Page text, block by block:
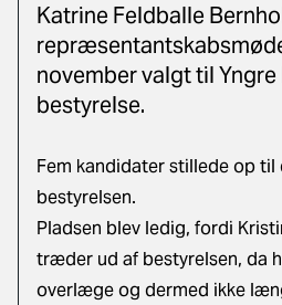
Katrine Feldballe
november valgt til
bestyrelse.
Fem kandidater stillede op til
bestyrelsen.
Pladsen blev ledig, fordi
træder ud af bestyrelsen, da
overlæge og dermed ikke